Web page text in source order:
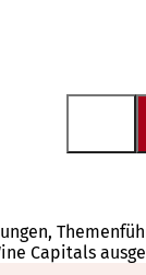
Capitals